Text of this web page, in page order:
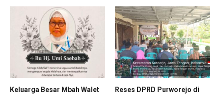
Keluarga Besar Mbah Walet
Reses DPRD Purworejo di